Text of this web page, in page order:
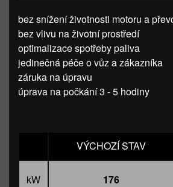
bez snížení životnosti motoru a
bez vlivu na životní prostředí
optimalizace spotřeby paliva
jedinečná péče o vůz a zákazníka
záruka na úpravu
úprava na počkání 3 - 5 hodiny
VÝCHOZÍ STAV
kW 176